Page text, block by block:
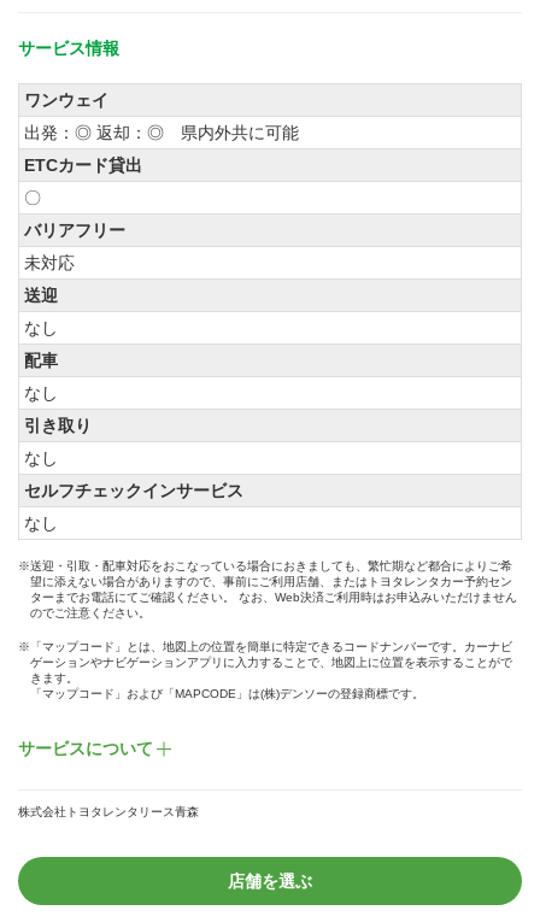
サービス情報
ワンウェイ
出発：◎ 返却：◎ 県内外共に可能
ETCカード貸出
〇
バリアフリー
未対応
送迎
なし
配車
なし
引き取り
なし
セルフチェックインサービス
なし
※送迎・引取・配車対応をおこなっている場合におきましても、繁忙期など都合によりご希
望に添えない場合がありますので、事前にご利用店舗、またはトヨタレンタカー予約セン
ターまでお電話にてご確認ください。 なお、Web決済ご利用時はお申込みいただけません
のでご注意ください。
※「マップコード」とは、地図上の位置を簡単に特定できるコードナンバーです。カーナビ
ゲーションやナビゲーションアプリに入力することで、地図上に位置を表示することがで
きます。
「マップコード」および「MAPCODE」は(株)デンソーの登録商標です。
サービスについて
株式会社トヨタレンタリース青森
店舗を選ぶ